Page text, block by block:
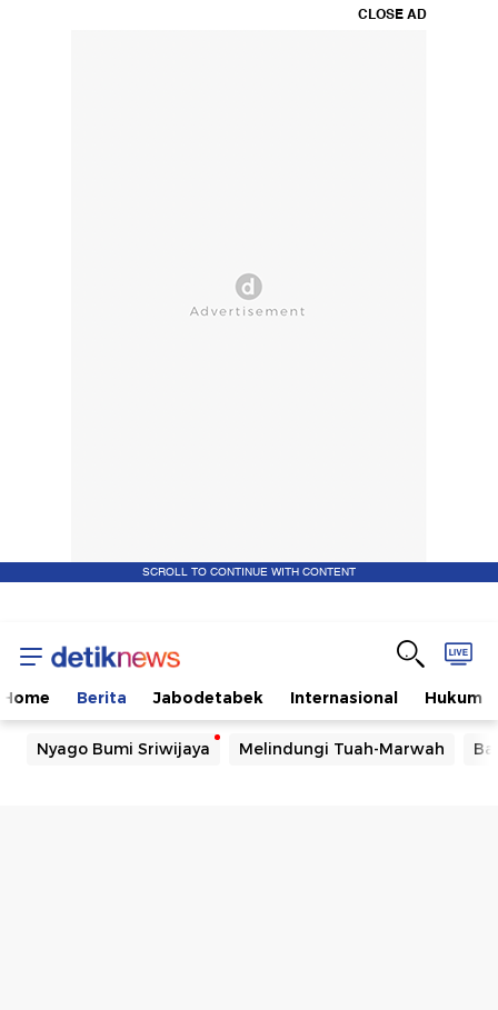
CLOSE AD
SCROLL TO CONTINUE WITH CONTENT
Home Berita Jabodetabek Internasional Hukum
Nyago Bumi Sriwijaya Melindungi Tuah-Marwah